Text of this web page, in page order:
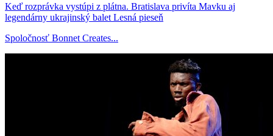
Keď rozprávka vystúpi z plátna. Bratislava privíta Mavku aj
legendárny ukrajinský balet Lesná pieseň
Spoločnosť Bonnet Creates...